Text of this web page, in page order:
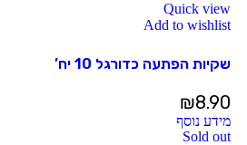
Quick view
Add to wishlist
שקיות הפתעה כדורגל 10 יח’
₪8.90
מידע נוסף
Sold out